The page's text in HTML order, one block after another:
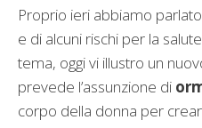
Proprio ieri abbiamo
e di alcuni rischi per la
tema, oggi vi illustro un
prevede l’assunzione di
corpo della donna per